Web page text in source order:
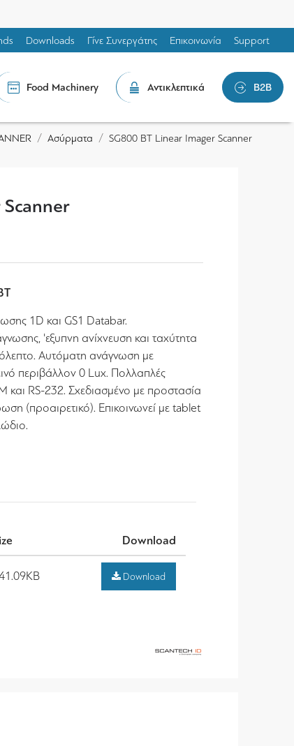
Downloads Γίνε Συνεργάτης Επικοινωνία Support
Food Machinery Αντικλεπτικά B2B
Ασύρματα SG800 BT Linear Imager Scanner
Download
Download
1D και GS1 Databar.
'εξυπνη ανίχνευση και ταχύτητα
Αυτόματη ανάγνωση με
περιβάλλον 0 Lux. Πολλαπλές
και RS-232. Σχεδιασμένο με προστασία
(προαιρετικό). Επικοινωνεί με tablet